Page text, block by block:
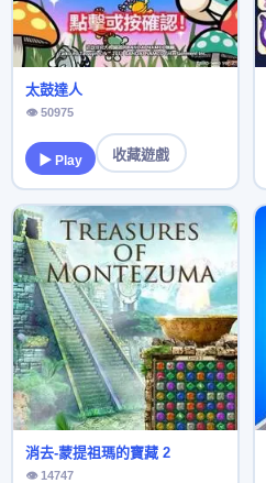
太鼓達人
👁 50975
▶ Play 收藏遊戲
消去-蒙提祖瑪的寶藏 2
👁 14747